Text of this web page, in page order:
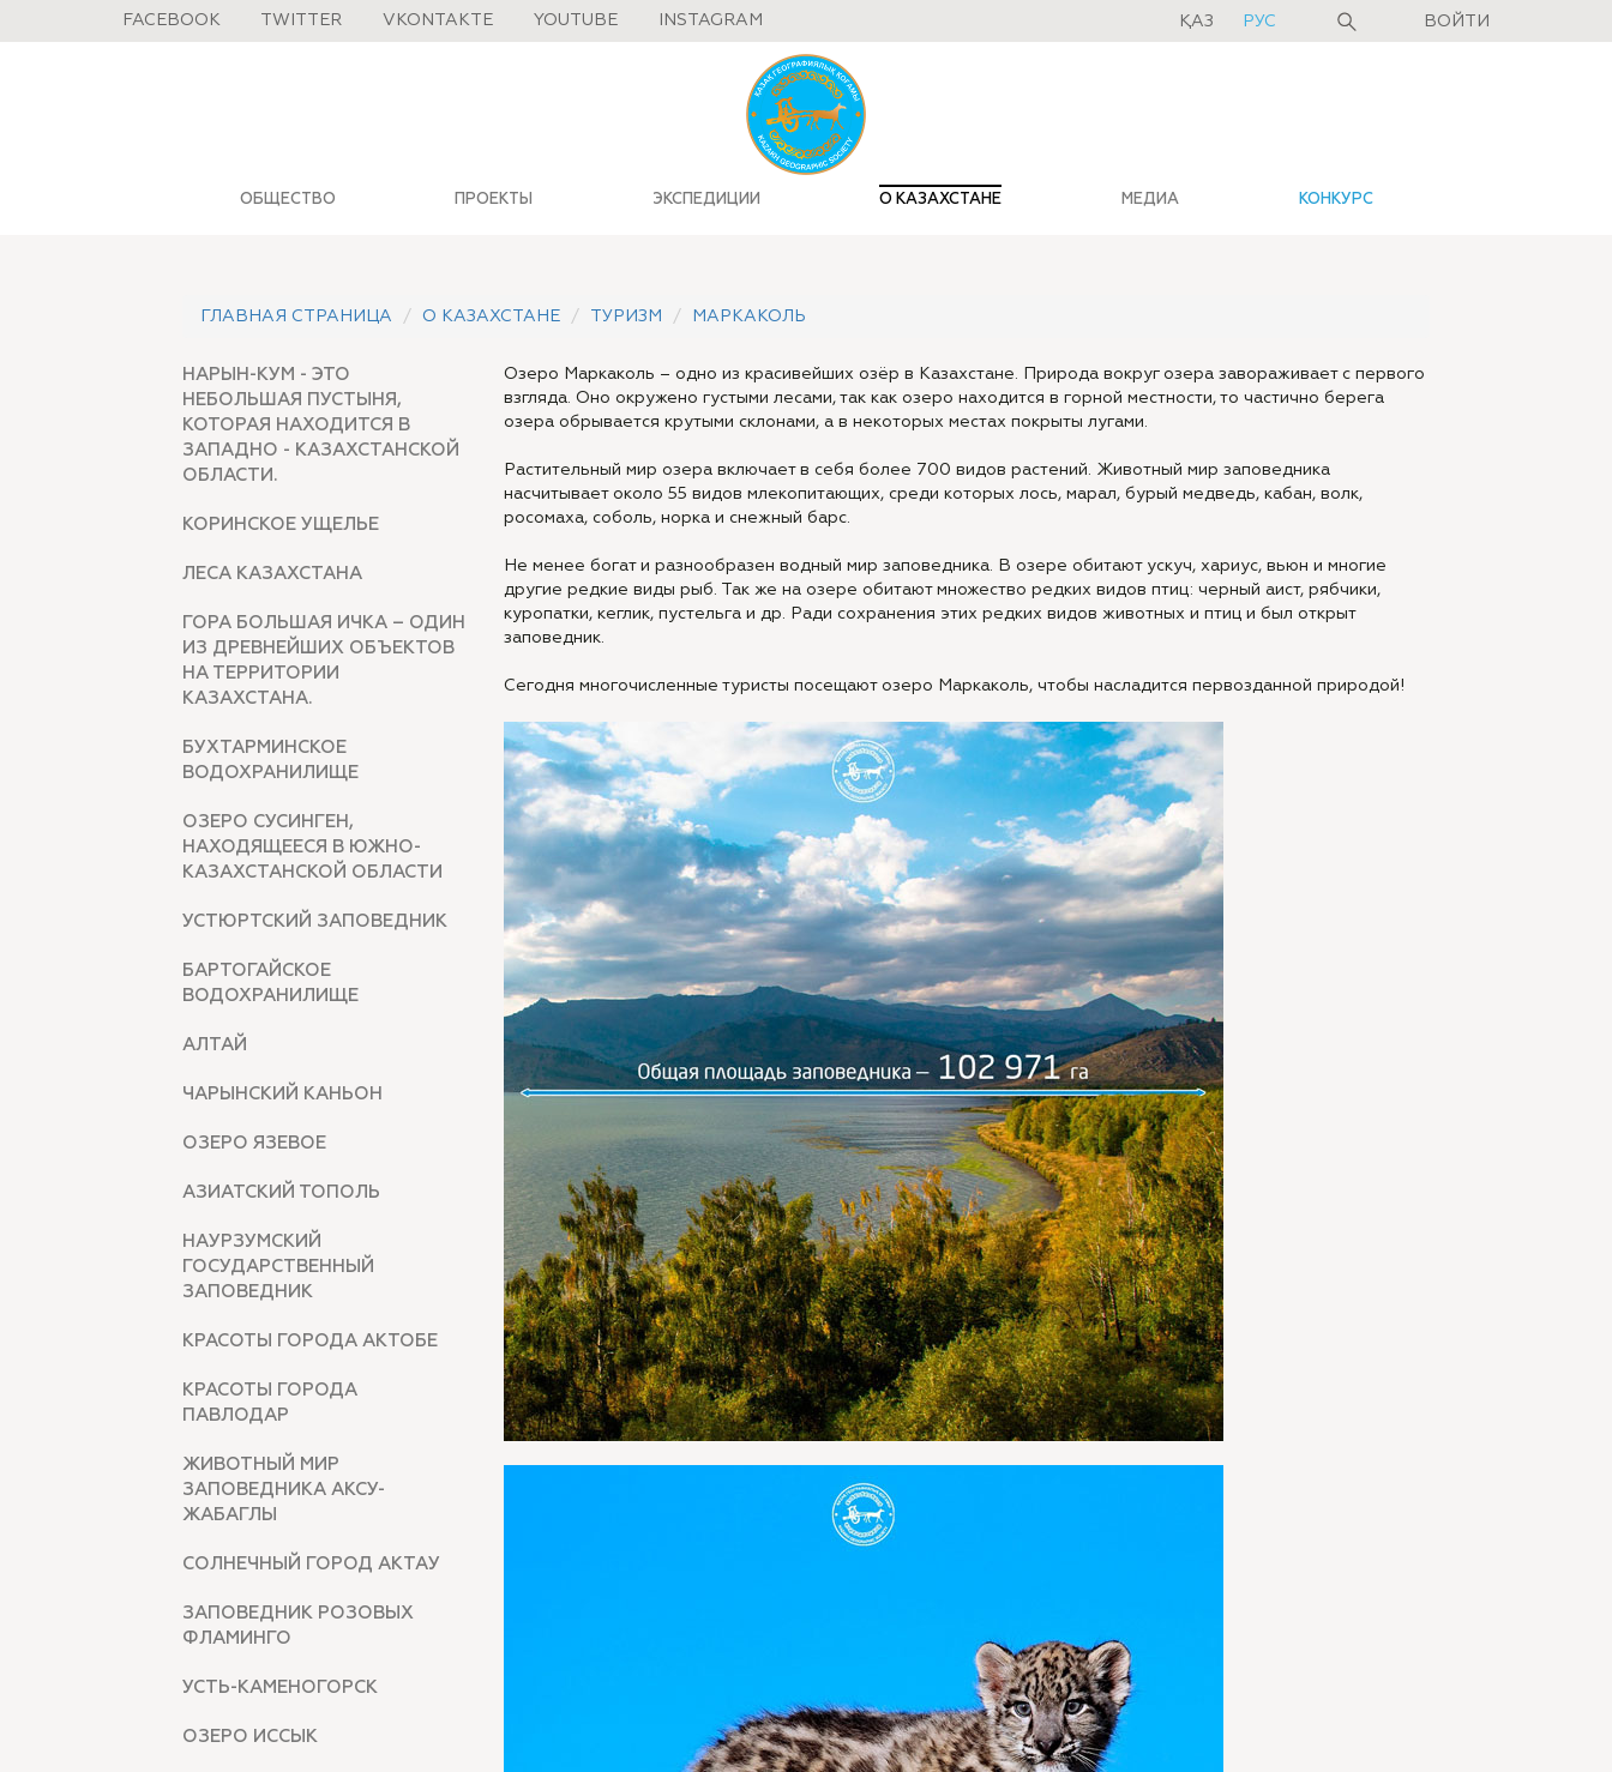
FACEBOOK TWITTER VKONTAKTE YOUTUBE INSTAGRAM ҚАЗ РУС ВОЙТИ
ОБЩЕСТВО ПРОЕКТЫ ЭКСПЕДИЦИИ О КАЗАХСТАНЕ МЕДИА КОНКУРС
ГЛАВНАЯ СТРАНИЦА О КАЗАХСТАНЕ ТУРИЗМ МАРКАКОЛЬ
НАРЫН-КУМ - ЭТО
НЕБОЛЬШАЯ ПУСТЫНЯ,
КОТОРАЯ НАХОДИТСЯ В
ЗАПАДНО - КАЗАХСТАНСКОЙ
ОБЛАСТИ.
КОРИНСКОЕ УЩЕЛЬЕ
ЛЕСА КАЗАХСТАНА
ГОРА БОЛЬШАЯ ИЧКА – ОДИН
ИЗ ДРЕВНЕЙШИХ ОБЪЕКТОВ
НА ТЕРРИТОРИИ
КАЗАХСТАНА.
БУХТАРМИНСКОЕ
ВОДОХРАНИЛИЩЕ
ОЗЕРО СУСИНГЕН,
НАХОДЯЩЕЕСЯ В ЮЖНО-
КАЗАХСТАНСКОЙ ОБЛАСТИ
УСТЮРТСКИЙ ЗАПОВЕДНИК
БАРТОГАЙСКОЕ
ВОДОХРАНИЛИЩЕ
АЛТАЙ
ЧАРЫНСКИЙ КАНЬОН
ОЗЕРО ЯЗЕВОЕ
АЗИАТСКИЙ ТОПОЛЬ
НАУРЗУМСКИЙ
ГОСУДАРСТВЕННЫЙ
ЗАПОВЕДНИК
КРАСОТЫ ГОРОДА АКТОБЕ
КРАСОТЫ ГОРОДА
ПАВЛОДАР
ЖИВОТНЫЙ МИР
ЗАПОВЕДНИКА АКСУ-
ЖАБАГЛЫ
СОЛНЕЧНЫЙ ГОРОД АКТАУ
ЗАПОВЕДНИК РОЗОВЫХ
ФЛАМИНГО
УСТЬ-КАМЕНОГОРСК
ОЗЕРО ИССЫК
Озеро Маркаколь – одно из красивейших озёр в Казахстане. Природа вокруг озера завораживает с первого
взгляда. Оно окружено густыми лесами, так как озеро находится в горной местности, то частично берега
озера обрывается крутыми склонами, а в некоторых местах покрыты лугами.
Растительный мир озера включает в себя более 700 видов растений. Животный мир заповедника
насчитывает около 55 видов млекопитающих, среди которых лось, марал, бурый медведь, кабан, волк,
росомаха, соболь, норка и снежный барс.
Не менее богат и разнообразен водный мир заповедника. В озере обитают ускуч, хариус, вьюн и многие
другие редкие виды рыб. Так же на озере обитают множество редких видов птиц: черный аист, рябчики,
куропатки, кеглик, пустельга и др. Ради сохранения этих редких видов животных и птиц и был открыт
заповедник.
Сегодня многочисленные туристы посещают озеро Маркаколь, чтобы насладится первозданной природой!